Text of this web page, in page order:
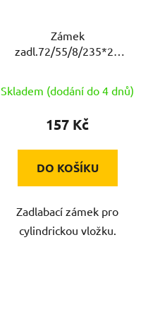
Zámek
zadl.72/55/8/235*20
Skladem (dodání do 4 dnů)
157 Kč
DO KOŠÍKU
Zadlabací zámek pro
cylindrickou vložku.